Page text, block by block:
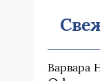
Варвара